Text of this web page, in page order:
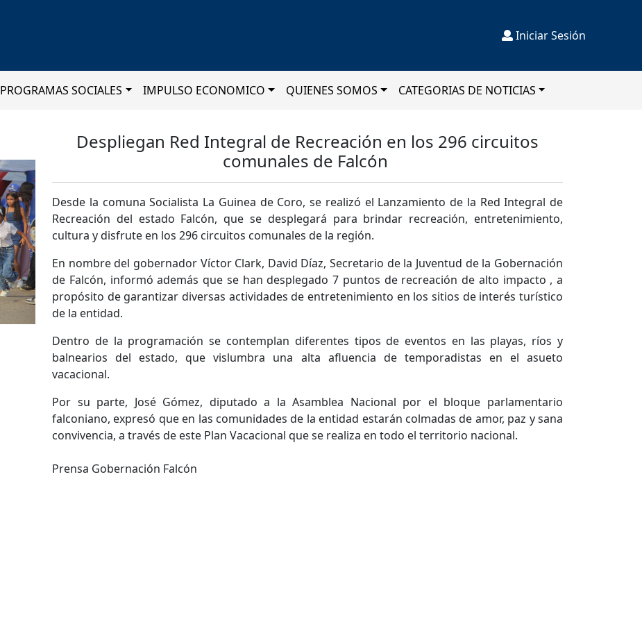
Iniciar Sesión
PROGRAMAS SOCIALES IMPULSO ECONOMICO QUIENES SOMOS CATEGORIAS DE NOTICIAS
Despliegan Red Integral de Recreación en los 296 circuitos
comunales de Falcón
Desde la comuna Socialista La Guinea de Coro, se realizó el Lanzamiento de la Red Integral de
Recreación del estado Falcón, que se desplegará para brindar recreación, entretenimiento,
cultura y disfrute en los 296 circuitos comunales de la región.
En nombre del gobernador Víctor Clark, David Díaz, Secretario de la Juventud de la Gobernación
de Falcón, informó además que se han desplegado 7 puntos de recreación de alto impacto , a
propósito de garantizar diversas actividades de entretenimiento en los sitios de interés turístico
de la entidad.
Dentro de la programación se contemplan diferentes tipos de eventos en las playas, ríos y
balnearios del estado, que vislumbra una alta afluencia de temporadistas en el asueto
vacacional.
Por su parte, José Gómez, diputado a la Asamblea Nacional por el bloque parlamentario
falconiano, expresó que en las comunidades de la entidad estarán colmadas de amor, paz y sana
convivencia, a través de este Plan Vacacional que se realiza en todo el territorio nacional.
Prensa Gobernación Falcón